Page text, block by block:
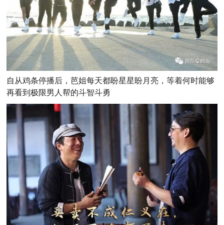
自从鸡条停播后，芭姐每天都盼星星盼月亮，等着何时能够
再看到极限男人帮的斗智斗勇